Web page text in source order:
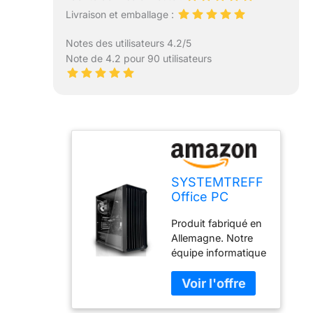
Livraison et emballage :
Notes des utilisateurs 4.2/5
Note de 4.2 pour 90 utilisateurs
SYSTEMTREFF
Office PC
Intel Core i3-
12100 4 x 4,3
GHz | UHD 730
4K HDMI DX12 |
1 to M.2 NVMe |
RAM DDR4 16
Produit fabriqué en
Allemagne. Notre
équipe informatique
garantit la plus
haute qualité pour